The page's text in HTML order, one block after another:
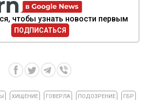
чтобы узнать новости первым
ПОДПИСАТЬСЯ
ХИЩЕНИЕ ГОВЕРЛА ПОДОЗРЕНИЕ ГБР